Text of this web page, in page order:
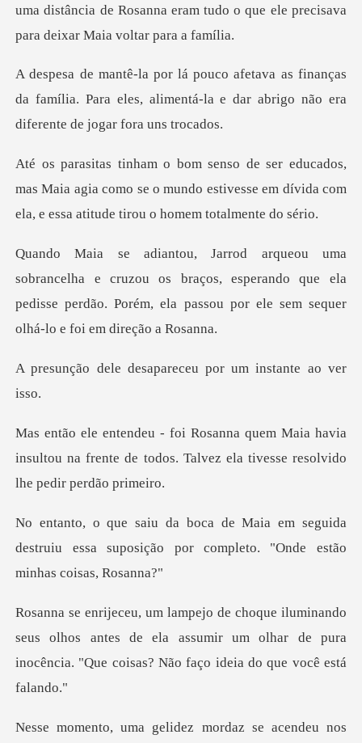
uma distância de Rosanna eram tudo o que ele
anças
da família. Para eles, alimentá-la e dar ab
as Maia agia como se o mundo estivesse em dívida com
e
zou os braços, esperando que ela
pedisse perdão. Porém, ela p
sapareceu por um in
havia
insultou na frente de todos. Talvez ela
seguida
destruiu essa suposição por comp
us olhos antes de ela assumir um olhar de pura
inocência